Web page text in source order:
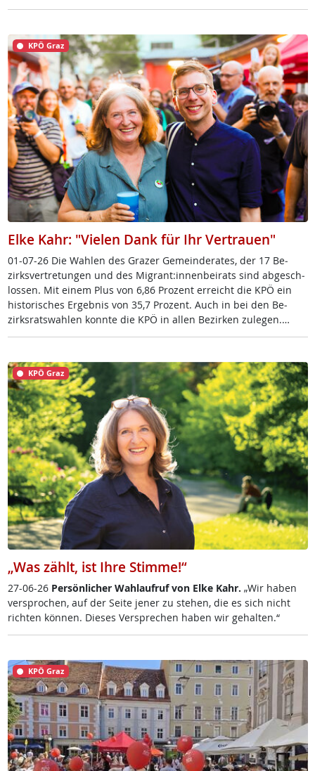
KPÖ Graz
Elke Kahr: "Vielen Dank für Ihr Vertrauen"
01-07-26 Die Wah­len des Gra­zer Ge­mein­de­ra­tes, der 17 Be­
zirks­ver­t­re­tun­gen und des Mi­grant:in­nen­bei­rats sind ab­ge­sch­
los­sen. Mit ei­nem Plus von 6,86 Pro­zent er­reicht die KPÖ ein
his­to­ri­sches Er­geb­nis von 35,7 Pro­zent. Auch in bei den Be­
zirks­rats­wah­len konn­te die KPÖ in al­len Be­zir­ken zu­le­gen.…
KPÖ Graz
„Was zählt, ist Ihre Stimme!“
27-06-26 Per­sön­li­cher Wahl­auf­ruf von El­ke Kahr. „Wir ha­ben
ver­spro­chen, auf der Sei­te je­ner zu ste­hen, die es sich nicht
rich­ten kön­nen. Die­ses Ver­sp­re­chen ha­ben wir ge­hal­ten.“
KPÖ Graz